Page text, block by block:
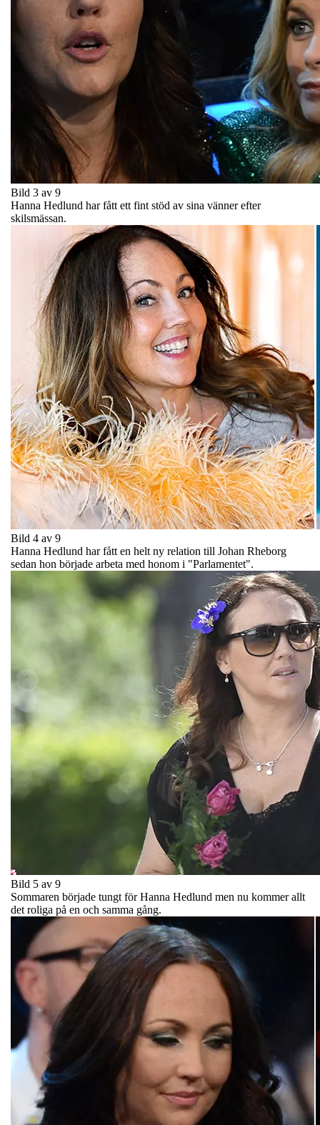
Bild 3 av 9
Hanna Hedlund har fått ett fint stöd av sina vänner efter
skilsmässan.
Bild 4 av 9
Hanna Hedlund har fått en helt ny relation till Johan Rheborg
sedan hon började arbeta med honom i "Parlamentet".
Bild 5 av 9
Sommaren började tungt för Hanna Hedlund men nu kommer allt
det roliga på en och samma gång.